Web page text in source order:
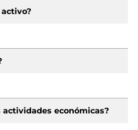
activo?
actividades económicas?